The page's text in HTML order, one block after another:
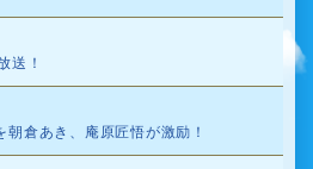
送！
倉あき、庵原匠悟が激励！